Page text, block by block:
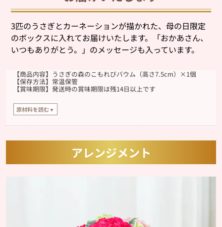
3匹のうさぎとカーネーションが描かれた、母の日限定
のボックスに入れてお届けいたします。「おかあさん、
いつもありがとう。」のメッセージも入っています。
【商品内容】うさぎの森のこもれびバウム（高さ7.5cm）×1個
【保存方法】常温保管
【賞味期限】発送時の賞味期限は残14日以上です
原材料を読む▼
【原材料】
ニング、小麦粉、アイシング（水あめ、砂糖、デキストリン、その他）、バタ
ー、洋酒、食用乳化油脂、アーモンドプードル、食塩/加工でん粉、トレハロー
ス、乳化剤、膨張剤、ソルビット、香料、増粘剤（タマリンドシードガム）、
着色料（カロテン）、（一部に小麦・卵・乳成分・大豆・アーモンドを含む）
アレンジメント